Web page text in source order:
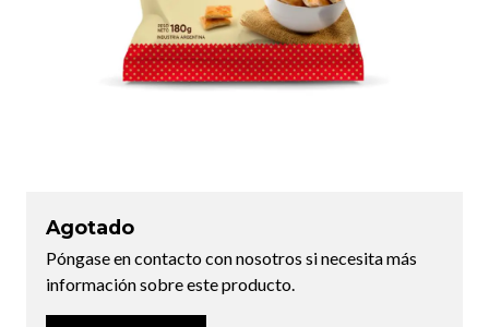
Agotado
Póngase en contacto con nosotros si necesita más
información sobre este producto.